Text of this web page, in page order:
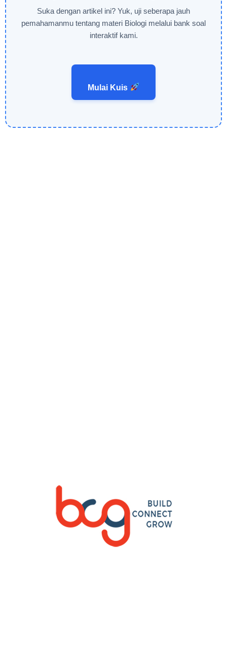
Suka dengan artikel ini? Yuk, uji seberapa jauh
pemahamanmu tentang materi Biologi melalui bank soal
interaktif kami.
Mulai Kuis